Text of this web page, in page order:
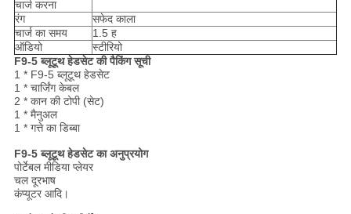
चार्ज करना
रंग
सफेद काला
चार्ज का समय
1.5 ह
ऑडियो
स्टीरियो
F9-5 ब्लूटूथ हेडसेट की पैकिंग सूची
1 * F9-5 ब्लूटूथ हेडसेट
1 * चार्जिंग केबल
2 * कान की टोपी (सेट)
1 * मैनुअल
1 * गत्ते का डिब्बा
F9-5 ब्लूटूथ हेडसेट का अनुप्रयोग
पोर्टेबल मीडिया प्लेयर
चल दूरभाष
कंप्यूटर आदि।